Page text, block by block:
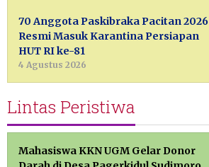
70 Anggota Paskibraka Pacitan 2026
Resmi Masuk Karantina Persiapan
HUT RI ke-81
4 Agustus 2026
Lintas Peristiwa
Mahasiswa KKN UGM Gelar Donor